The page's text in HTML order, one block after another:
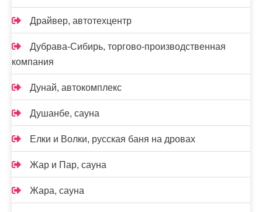
Драйвер, автотехцентр
Дубрава-Сибирь, торгово-производственная
компания
Дунай, автокомплекс
Душанбе, сауна
Елки и Волки, русская баня на дровах
Жар и Пар, сауна
Жара, сауна